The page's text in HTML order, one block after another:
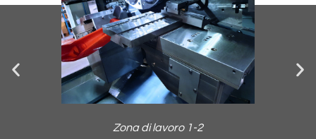
Zona di lavoro 1-2